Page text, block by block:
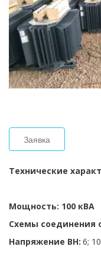
Заявка
Технические
Мощность: 100 кВА
Схемы соединения
Напряжение ВН: 6;